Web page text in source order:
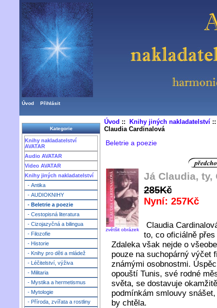
Úvod Přihlásit
Kategorie
Knihy nakladatelství
AVATAR
Audio AVATAR
Video AVATAR
Knihy jiných nakladatelství
- Antika
- AUDIOKNIHY
- Beletrie a poezie
- Cestopisná literatura
- Cizojazyčná a bilingua
- Filozofie
- Historie
- Knihy pro děti a mládež
- Léčitelství, výživa
- Militaria
- Mystika a hermetismus
- Mytologie
- Příroda, zvířata a rostliny
Úvod :: Knihy jiných nakladatelství
Claudia Cardinalová
Beletrie a poezie
zvětšit obrázek
Já Claudia, ty,
285Kč
Nyní: 257Kč
Claudia
to, co oficiálně
Zdaleka však nejde o
pouze na suchopárný výčet
známými osobnostmi.
opouští Tunis, své rodné
světa, se dostavuje
podmínkám smlouvy
by chtěla.